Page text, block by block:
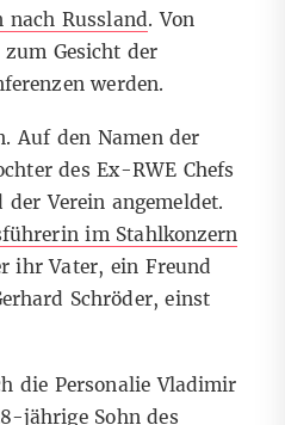
nach Russland. Von
Gesicht der
werden.
Auf den Namen der
des Ex-RWE Chefs
Verein angemeldet.
im Stahlkonzern
ihr Vater, ein Freund
Schröder, einst
die Personalie Vladimir
jährige Sohn des